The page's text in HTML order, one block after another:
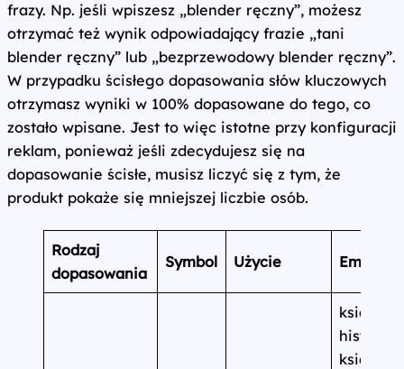
frazy. Np. jeśli wpiszesz „blender ręczny”, możesz
otrzymać też wynik odpowiadający frazie „tani
blender ręczny” lub „bezprzewodowy blender ręczny”.
W przypadku ścisłego dopasowania słów kluczowych
otrzymasz wyniki w 100% dopasowane do tego, co
zostało wpisane. Jest to więc istotne przy konfiguracji
reklam, ponieważ jeśli zdecydujesz się na
dopasowanie ścisłe, musisz liczyć się z tym, że
produkt pokaże się mniejszej liczbie osób.
Rodzaj
dopasowania
Symbol Użycie Emisja
książka
książki